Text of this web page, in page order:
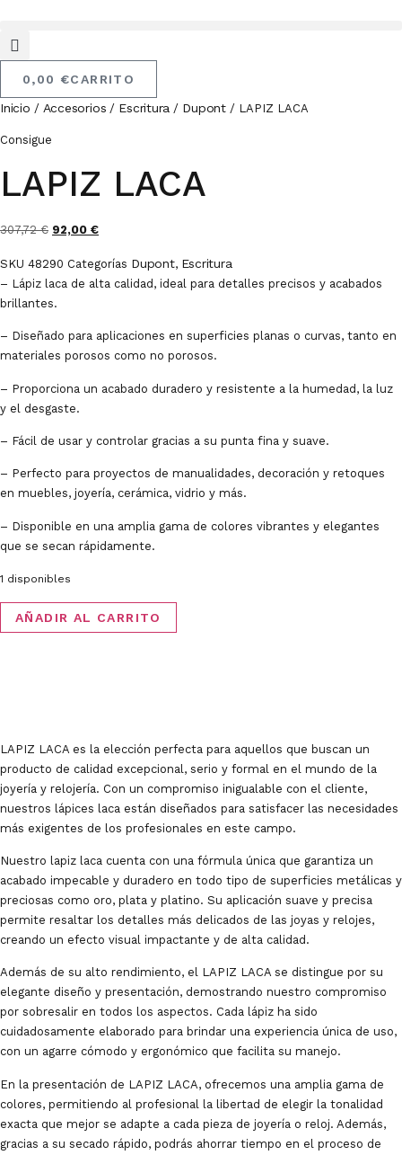
Contenido
0,00 €CARRITO
Inicio / Accesorios / Escritura / Dupont/ LAPIZ LACA
Consigue
LAPIZ LACA
307,72€ El
original
era:
307,72 €.
92,00 €El
actual
es:
SKU 48290 Categorías Dupont, Escritura
– Lápiz laca de alta calidad, ideal para detalles precisos y acabados
brillantes.
– Diseñado para aplicaciones en superficies planas o curvas, tanto en
materiales porosos como no porosos.
– Proporciona un acabado duradero y resistente a la humedad, la luz
y el desgaste.
– Fácil de usar y controlar gracias a su punta fina y suave.
– Perfecto para proyectos de manualidades, decoración y retoques
en muebles, joyería, cerámica, vidrio y más.
– Disponible en una amplia gama de colores vibrantes y elegantes
que se secan rápidamente.
1 disponibles
LAPIZ
LACA
AÑADIR AL CARRITO
LAPIZ LACA es la elección perfecta para aquellos que buscan un
producto de calidad excepcional, serio y formal en el mundo de la
joyería y relojería. Con un compromiso inigualable con el cliente,
nuestros lápices laca están diseñados para satisfacer las necesidades
más exigentes de los profesionales en este campo.
Nuestro lapiz laca cuenta con una fórmula única que garantiza un
acabado impecable y duradero en todo tipo de superficies metálicas y
preciosas como oro, plata y platino. Su aplicación suave y precisa
permite resaltar los detalles más delicados de las joyas y relojes,
creando un efecto visual impactante y de alta calidad.
Además de su alto rendimiento, el LAPIZ LACA se distingue por su
elegante diseño y presentación, demostrando nuestro compromiso
por sobresalir en todos los aspectos. Cada lápiz ha sido
cuidadosamente elaborado para brindar una experiencia única de uso,
con un agarre cómodo y ergonómico que facilita su manejo.
En la presentación de LAPIZ LACA, ofrecemos una amplia gama de
colores, permitiendo al profesional la libertad de elegir la tonalidad
exacta que mejor se adapte a cada pieza de joyería o reloj. Además,
gracias a su secado rápido, podrás ahorrar tiempo en el proceso de